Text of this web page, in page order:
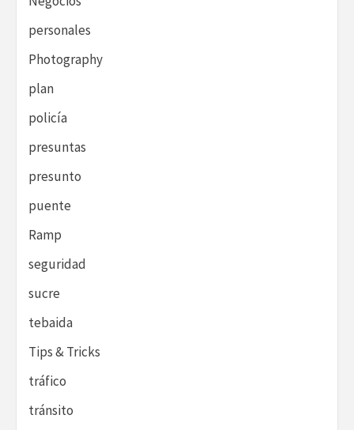
personales
Photography
plan
policía
presuntas
presunto
puente
Ramp
seguridad
sucre
tebaida
Tips & Tricks
tráfico
tránsito